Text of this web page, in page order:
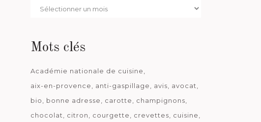
Par
Mots clés
Académie nationale de cuisine
aix-en-provence
anti-gaspillage avis
avocat
bio
bonne adresse carotte
champignons
chocolat
citron courgette crevettes
cuisine